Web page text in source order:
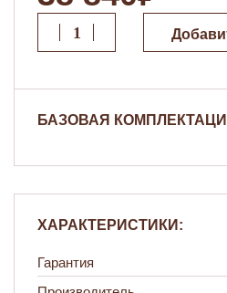
БАЗОВАЯ
ХАРАКТЕРИСТИКИ:
Гарантия